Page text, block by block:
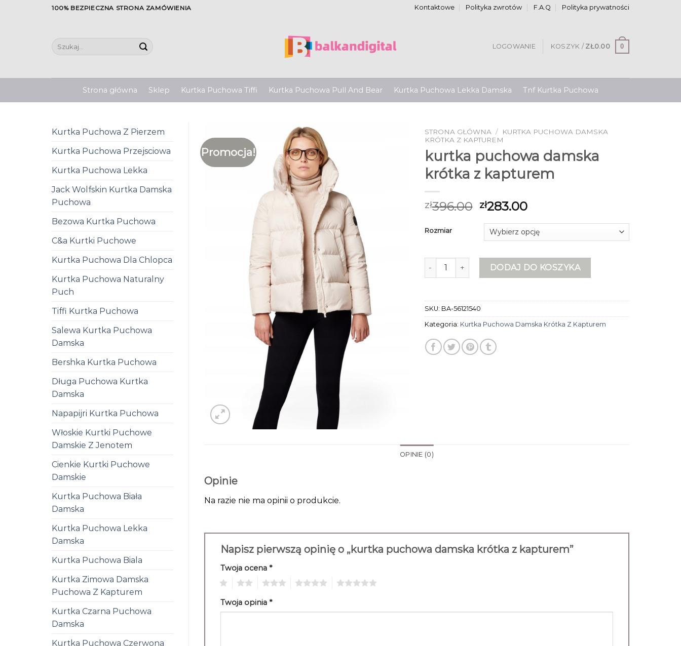
100% BEZPIECZNA STRONA ZAMÓWIENIA Kontaktowe Polityka zwrotów F.A.Q Polityka prywatności
Szukaj:
LOGOWANIE KOSZYK / ZŁ0.00 0
Strona główna Sklep Kurtka Puchowa Tiffi Kurtka Puchowa Pull And Bear Kurtka Puchowa Lekka Damska Tnf Kurtka Puchowa
Kurtka Puchowa Z Pierzem
Kurtka Puchowa Przejsciowa
Kurtka Puchowa Lekka
Jack Wolfskin Kurtka Damska
Puchowa
Bezowa Kurtka Puchowa
C&a Kurtki Puchowe
Kurtka Puchowa Dla Chlopca
Kurtka Puchowa Naturalny
Puch
Tiffi Kurtka Puchowa
Salewa Kurtka Puchowa
Damska
Bershka Kurtka Puchowa
Długa Puchowa Kurtka
Damska
Napapijri Kurtka Puchowa
Włoskie Kurtki Puchowe
Damskie Z Jenotem
Cienkie Kurtki Puchowe
Damskie
Kurtka Puchowa Biała
Damska
Kurtka Puchowa Lekka
Damska
Kurtka Puchowa Biala
Kurtka Zimowa Damska
Puchowa Z Kapturem
Kurtka Czarna Puchowa
Damska
Kurtka Puchowa Czerwona
Promocja!
STRONA GŁÓWNA /
KURTKA PUCHOWA DAMSKA
KRÓTKA Z KAPTUREM
kurtka puchowa damska
krótka z kapturem
zł396.00 zł283.00
Rozmiar
ilość kurtka puchowa damska krótka z kapturem
DODAJ DO KOSZYKA
SKU: BA-56121540
Kategoria: Kurtka Puchowa Damska Krótka Z Kapturem
OPINIE (0)
Opinie
Na razie nie ma opinii o produkcie.
Napisz pierwszą opinię o „kurtka puchowa damska krótka z kapturem”
Twoja ocena *
Twoja opinia *